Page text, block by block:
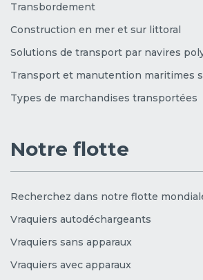
Transbordement
Construction en mer et sur littoral
Solutions de transport par navires
Transport et manutention maritimes
Types de marchandises transportées
Notre flotte
Recherchez dans notre flotte
Vraquiers autodéchargeants
Vraquiers sans apparaux
Vraquiers avec apparaux